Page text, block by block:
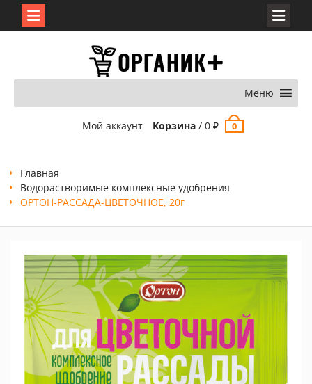
Меню
Мой аккаунт Корзина/ 0 ₽ 0
Главная
Водорастворимые комплексные удобрения
ОРТОН-РАССАДА-ЦВЕТОЧНОЕ, 20г